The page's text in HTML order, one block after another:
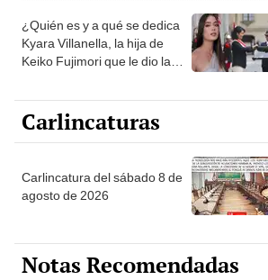
¿Quién es y a qué se dedica
Kyara Villanella, la hija de
Keiko Fujimori que le dio la
Carlincaturas
Carlincatura del sábado 8 de
agosto de 2026
Notas Recomendadas